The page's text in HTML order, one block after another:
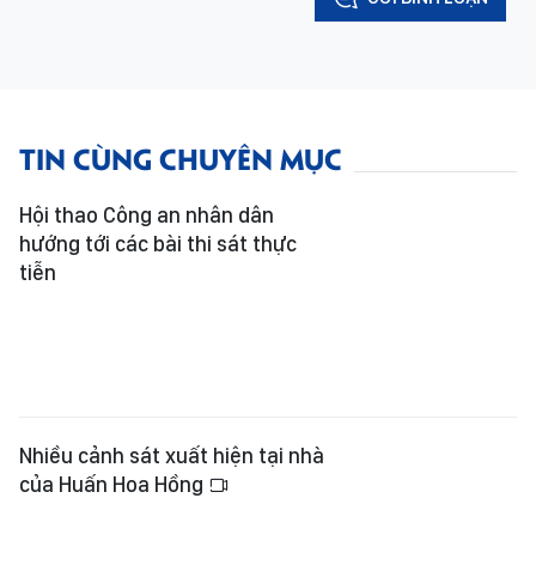
TIN CÙNG CHUYÊN MỤC
Hội thao Công an nhân dân
hướng tới các bài thi sát thực
tiễn
Nhiều cảnh sát xuất hiện tại nhà
của Huấn Hoa Hồng